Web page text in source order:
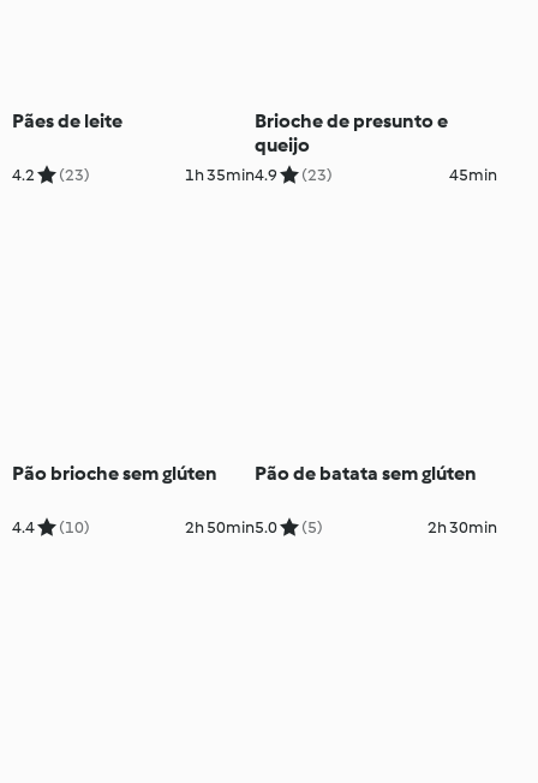
Pães de leite
4.2 (23) 1h 35min
Brioche de presunto e
queijo
4.9 (23) 45min
Pão brioche sem glúten
4.4 (10) 2h 50min
Pão de batata sem glúten
5.0 (5) 2h 30min